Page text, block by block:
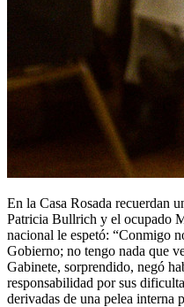
En la Casa Rosada recuerdan
Patricia Bullrich y el ocupado
nacional le espetó: “Conmigo
Gobierno; no tengo nada que
Gabinete, sorprendido, negó
responsabilidad por sus
derivadas de una pelea interna